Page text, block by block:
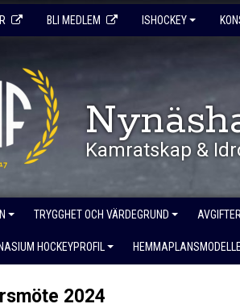
BLI MEDLEM ISHOCKEY
Kamratskap &
TRYGGHET OCH VÄRDEGRUND AVGIFTER
HOCKEYPROFIL
2024